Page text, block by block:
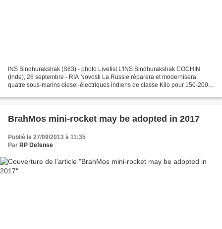
INS Sindhurakshak (S63) - photo Livefist L'INS Sindhurakshak COCHIN
(Inde), 26 septembre - RIA Novosti La Russie réparera et modernisera
quatre sous-marins diesel-électriques indiens de classe Kilo pour 150-200
BrahMos mini-rocket may be adopted in 2017
Publié le 27/09/2013 à 11:35
Par RP Defense